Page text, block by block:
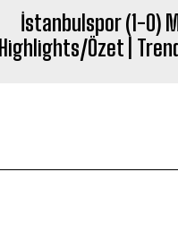
İstanbulspor (1-0)
Highlights/Özet |